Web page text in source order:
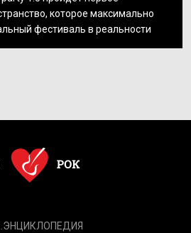
которое максимально
фестиваль в реальности